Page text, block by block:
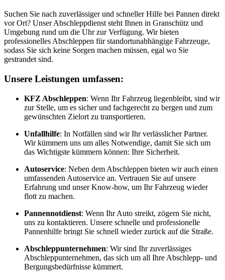
Suchen Sie nach zuverlässiger und schneller Hilfe bei Pannen direkt
vor Ort? Unser Abschleppdienst steht Ihnen in Granschütz und
Umgebung rund um die Uhr zur Verfügung. Wir bieten
professionelles Abschleppen für standortunabhängige Fahrzeuge,
sodass Sie sich keine Sorgen machen müssen, egal wo Sie
gestrandet sind.
Unsere Leistungen umfassen:
KFZ Abschleppen: Wenn Ihr Fahrzeug liegenbleibt, sind wir
zur Stelle, um es sicher und fachgerecht zu bergen und zum
gewünschten Zielort zu transportieren.
Unfallhilfe: In Notfällen sind wir Ihr verlässlicher Partner.
Wir kümmern uns um alles Notwendige, damit Sie sich um
das Wichtigste kümmern können: Ihre Sicherheit.
Autoservice: Neben dem Abschleppen bieten wir auch einen
umfassenden Autoservice an. Vertrauen Sie auf unsere
Erfahrung und unser Know-how, um Ihr Fahrzeug wieder
flott zu machen.
Pannennotdienst: Wenn Ihr Auto streikt, zögern Sie nicht,
uns zu kontaktieren. Unsere schnelle und professionelle
Pannenhilfe bringt Sie schnell wieder zurück auf die Straße.
Abschleppunternehmen: Wir sind Ihr zuverlässiges
Abschleppunternehmen, das sich um all Ihre Abschlepp- und
Bergungsbedürfnisse kümmert.